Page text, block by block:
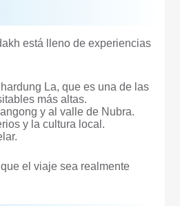
está lleno de experiencias
La, que es una de las
más altas.
y al valle de Nubra.
y la cultura local.
el viaje sea realmente